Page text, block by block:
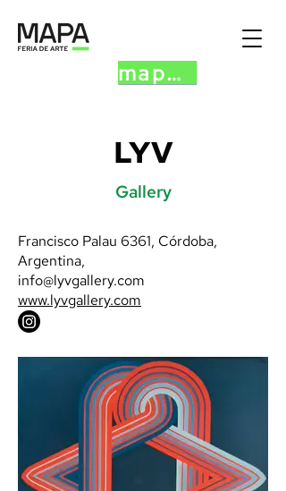
mapa.art
LYV
Gallery
Francisco Palau 6361, Córdoba,
Argentina,
info@lyvgallery.com
www.lyvgallery.com